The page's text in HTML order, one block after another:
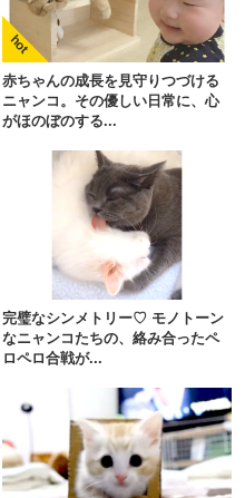
赤ちゃんの成長を見守りつづける
ニャンコ。その優しい日常に、心
がほのぼのする...
完璧なシンメトリー♡ モノトーン
なニャンコたちの、絡み合ったペ
ロペロ合戦が...
ロード済みの方